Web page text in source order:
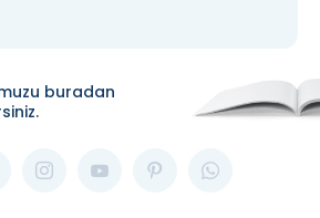
buradan